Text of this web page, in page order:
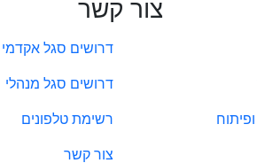
צור קשר
דרושים סגל אקדמי
דרושים סגל מנהלי
רשימת טלפונים
צור קשר